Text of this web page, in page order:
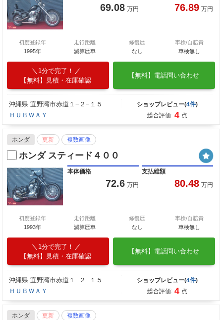
69.08 万円 76.89 万円
初度登録年
1995年
走行距離
減算歴車
修復歴
なし
車検/自賠責
車検無し
1分で完了！
【無料】見積・在庫確認
【無料】電話問い合わせ
沖縄県 宜野湾市赤道１−２−１５
ＨＵＢＷＡＹ
ショップレビュー(4件)
総合評価: 4 点
ホンダ 更新 複数画像
ホンダ スティード４００
本体価格
72.6 万円
支払総額
80.48 万円
初度登録年
1993年
走行距離
減算歴車
修復歴
なし
車検/自賠責
車検無し
1分で完了！
【無料】見積・在庫確認
【無料】電話問い合わせ
沖縄県 宜野湾市赤道１−２−１５
ＨＵＢＷＡＹ
ショップレビュー(4件)
総合評価: 4 点
ホンダ 更新 複数画像